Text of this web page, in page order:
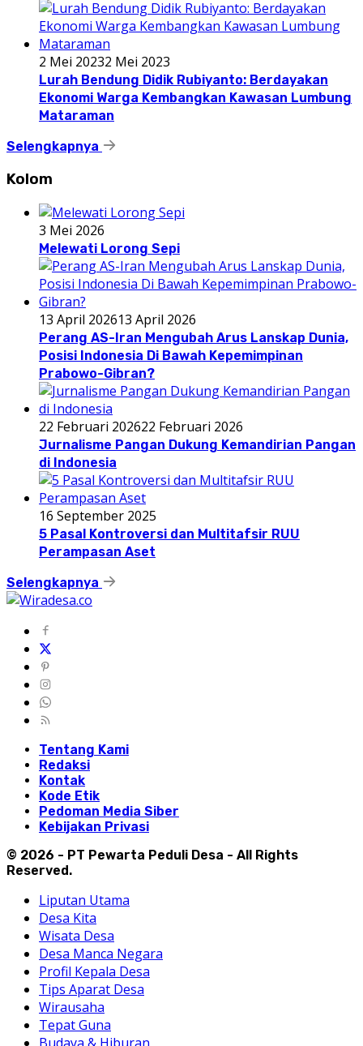
2 Mei 20232 Mei 2023
Lurah Bendung Didik Rubiyanto: Berdayakan
Ekonomi Warga Kembangkan Kawasan Lumbung
Mataraman
Selengkapnya
Kolom
3 Mei 2026
Melewati Lorong Sepi
13 April 202613 April 2026
Perang AS-Iran Mengubah Arus Lanskap Dunia,
Posisi Indonesia Di Bawah Kepemimpinan
Prabowo-Gibran?
22 Februari 202622 Februari 2026
Jurnalisme Pangan Dukung Kemandirian Pangan
di Indonesia
16 September 2025
5 Pasal Kontroversi dan Multitafsir RUU
Perampasan Aset
Selengkapnya
Tentang Kami
Redaksi
Kontak
Kode Etik
Pedoman Media Siber
Kebijakan Privasi
© 2026 - PT Pewarta Peduli Desa - All Rights
Reserved.
Liputan Utama
Desa Kita
Wisata Desa
Desa Manca Negara
Profil Kepala Desa
Tips Aparat Desa
Wirausaha
Tepat Guna